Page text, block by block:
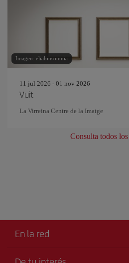
Imagen: eliahinsomnia
11 jul 2026 - 01 nov 2026
Vuit
La Virreina Centre de la Imatge
Consulta todos
En la red